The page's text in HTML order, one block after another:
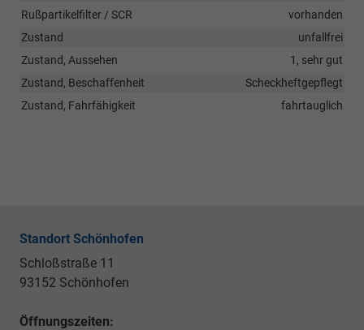
Rußpartikelfilter / SCR
vorhanden
Zustand
unfallfrei
Zustand, Aussehen
1, sehr gut
Zustand, Beschaffenheit
Scheckheftgepflegt
Zustand, Fahrfähigkeit
fahrtauglich
Standort Schönhofen
Schloßstraße 11
93152 Schönhofen
Öffnungszeiten: